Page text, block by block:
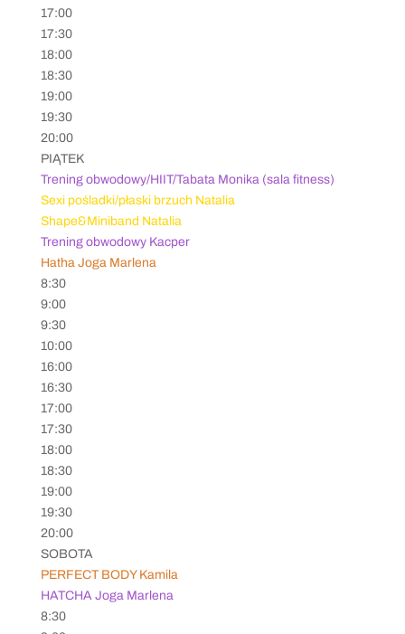
17:00
17:30
18:00
18:30
19:00
19:30
20:00
PIĄTEK
Trening obwodowy/HIIT/Tabata Monika (sala fitness)
Sexi pośladki/płaski brzuch Natalia
Shape&Miniband Natalia
Trening obwodowy Kacper
Hatha Joga Marlena
8:30
9:00
9:30
10:00
16:00
16:30
17:00
17:30
18:00
18:30
19:00
19:30
20:00
SOBOTA
PERFECT BODY Kamila
HATCHA Joga Marlena
8:30